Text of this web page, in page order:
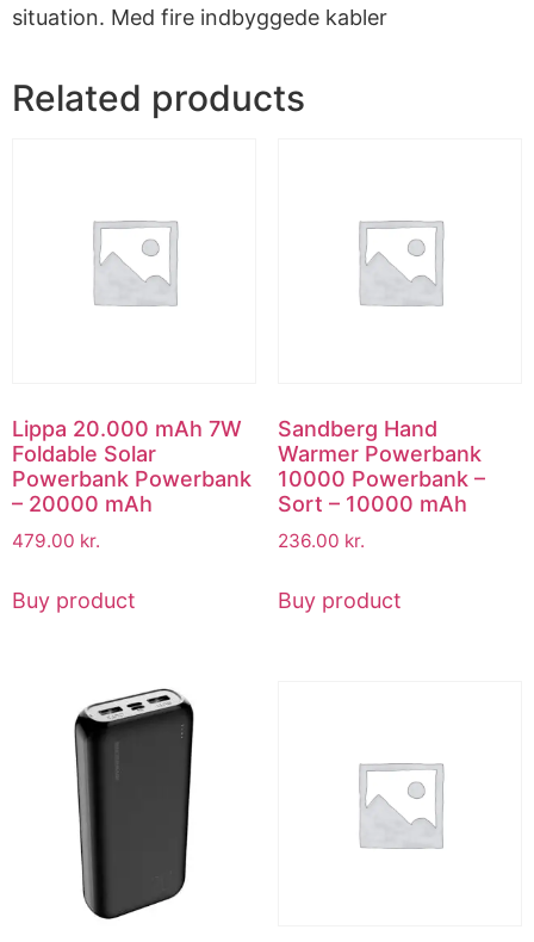
situation. Med fire indbyggede kabler
Related products
Lippa 20.000 mAh 7W
Foldable Solar
Powerbank Powerbank
– 20000 mAh
479.00 kr.
Buy product
Sandberg Hand
Warmer Powerbank
10000 Powerbank –
Sort – 10000 mAh
236.00 kr.
Buy product